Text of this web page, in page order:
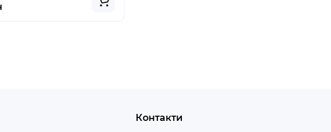
Контакти